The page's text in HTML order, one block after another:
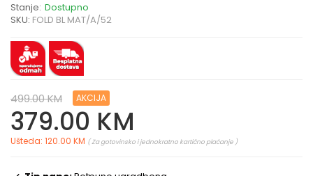
Stanje: Dostupno
SKU: FOLD BL MAT/A/52
499.00 KM AKCIJA
379.00 KM
Ušteda: 120.00 KM ( Za gotovinsko i jednokratno kartično plaćanje )